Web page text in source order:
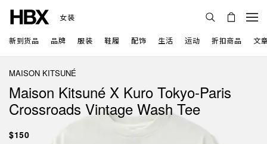
女装
新到货品 品牌 服装 鞋履 配饰 生活 运动 折扣商品 文
MAISON KITSUNÉ
Maison Kitsuné X Kuro Tokyo-Paris
Crossroads Vintage Wash Tee
$150